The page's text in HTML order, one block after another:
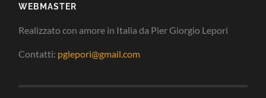
WEBMASTER
Realizzato con amore in Italia da Pier Giorgio Lepori
Contatti: pglepori@gmail.com